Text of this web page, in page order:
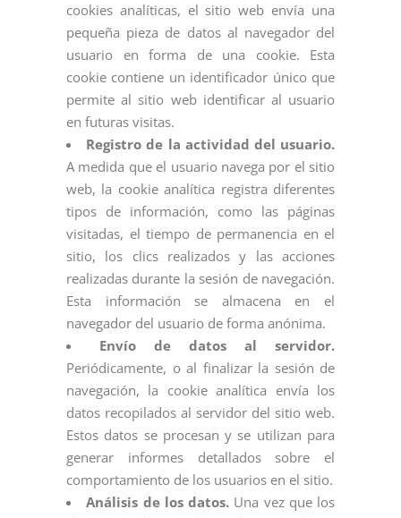
cookies analíticas, el sitio web envía una
pequeña pieza de datos al navegador del
usuario en forma de una cookie. Esta
cookie contiene un identificador único que
permite al sitio web identificar al usuario
en futuras visitas.
Registro de la actividad del usuario.
A medida que el usuario navega por el sitio
web, la cookie analítica registra diferentes
tipos de información, como las páginas
visitadas, el tiempo de permanencia en el
sitio, los clics realizados y las acciones
realizadas durante la sesión de navegación.
Esta información se almacena en el
navegador del usuario de forma anónima.
Envío de datos al servidor.
Periódicamente, o al finalizar la sesión de
navegación, la cookie analítica envía los
datos recopilados al servidor del sitio web.
Estos datos se procesan y se utilizan para
generar informes detallados sobre el
comportamiento de los usuarios en el sitio.
Análisis de los datos. Una vez que los